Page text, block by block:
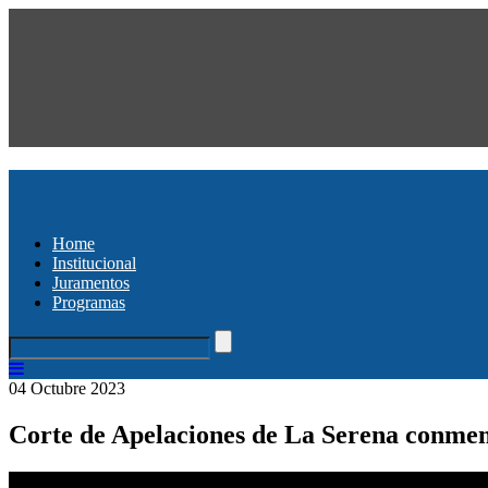
Home
Institucional
Juramentos
Programas
04 Octubre 2023
Corte de Apelaciones de La Serena